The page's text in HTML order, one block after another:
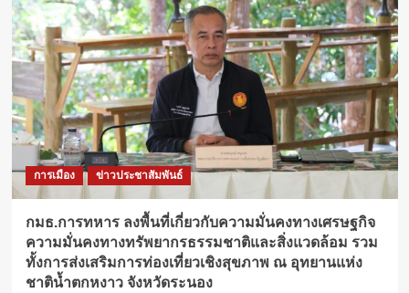
การเมือง ข่าวประชาสัมพันธ์
กมธ.การทหาร ลงพื้นที่เกี่ยวกับความมั่นคงทางเศรษฐกิจ
ความมั่นคงทางทรัพยากรธรรมชาติและสิ่งแวดล้อม รวม
ทั้งการส่งเสริมการท่องเที่ยวเชิงสุขภาพ ณ อุทยานแห่ง
ชาติน้ำตกหงาว จังหวัดระนอง